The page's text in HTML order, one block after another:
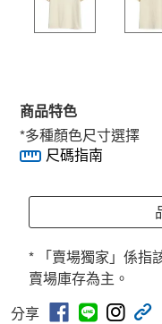
商品特色
*多種顏色尺寸選擇
尺碼指南
* 「賣場獨家」係指
賣場庫存為主。
分享